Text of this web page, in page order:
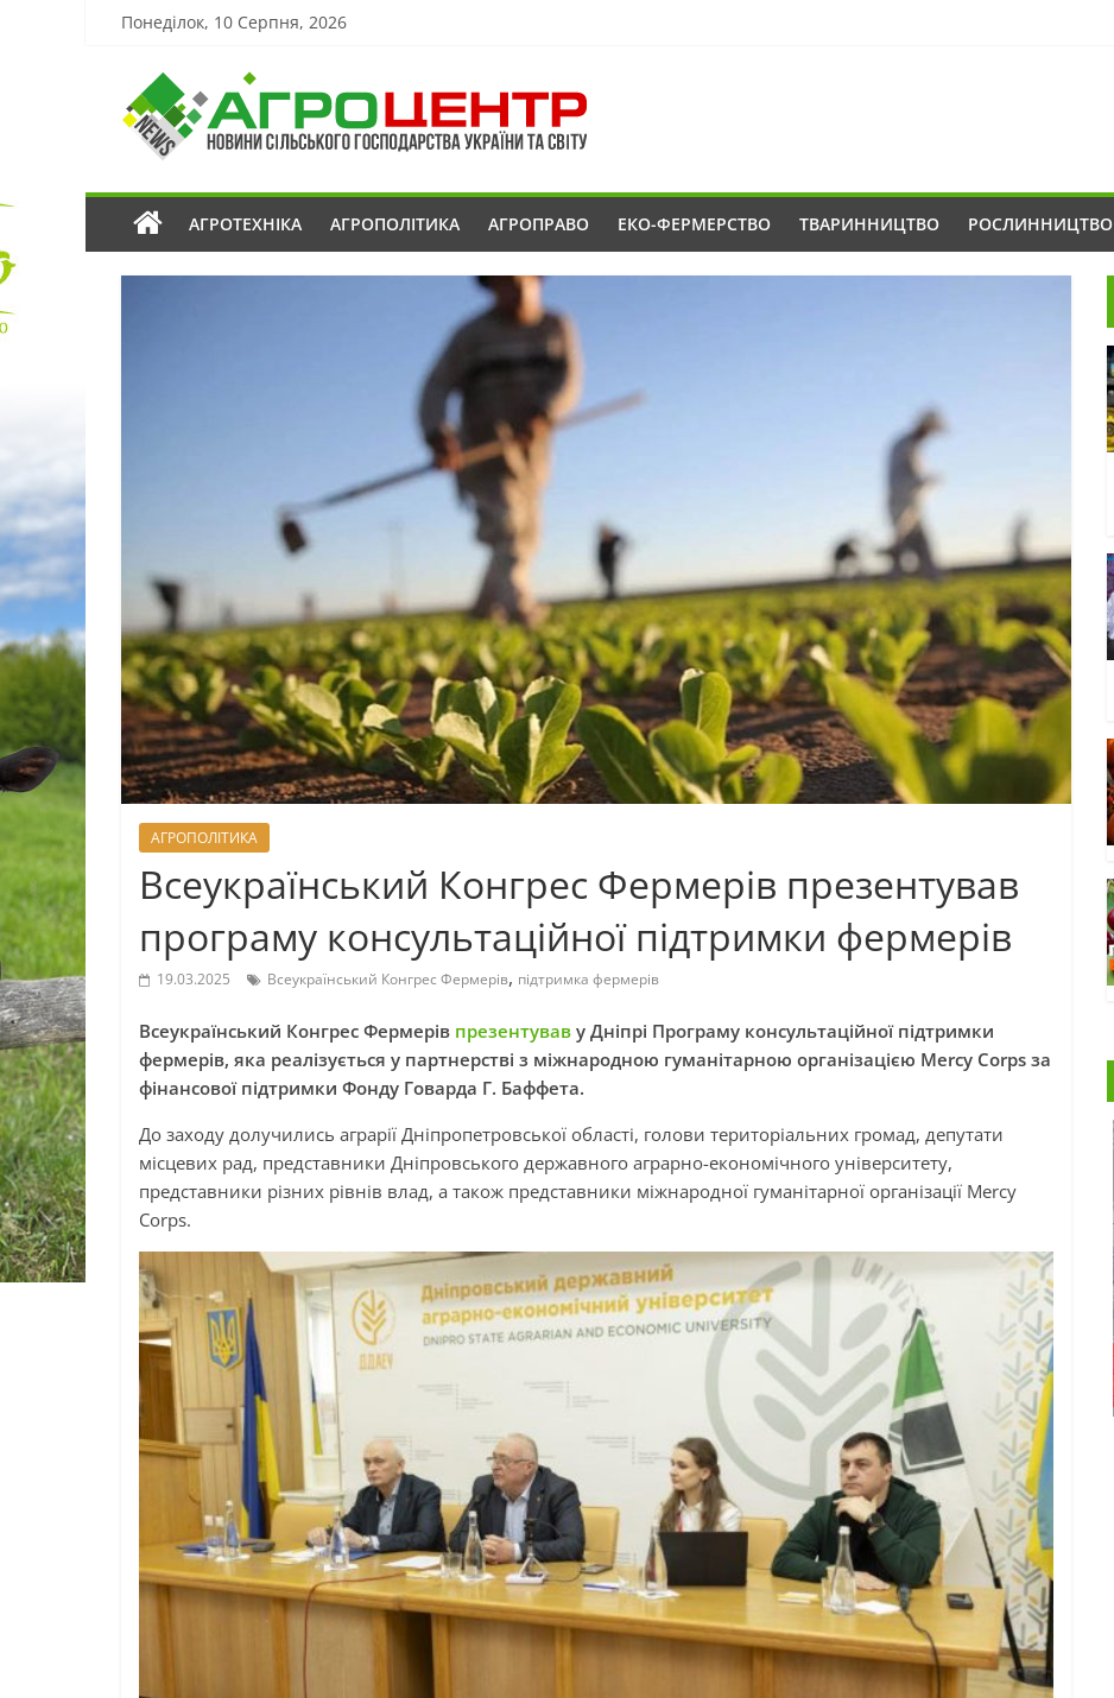
Понеділок, 10 Серпня, 2026
АГРОТЕХНІКА АГРОПОЛІТИКА АГРОПРАВО ЕКО-ФЕРМЕРСТВО ТВАРИННИЦТВО РОСЛИННИЦТВО
АГРОПОЛІТИКА
Всеукраїнський Конгрес Фермерів презентував
програму консультаційної підтримки фермерів
19.03.2025 Всеукраїнський Конгрес Фермерів, підтримка фермерів
Всеукраїнський Конгрес Фермерів презентував у Дніпрі Програму консультаційної підтримки
фермерів, яка реалізується у партнерстві з міжнародною гуманітарною організацією Mercy Corps за
фінансової підтримки Фонду Говарда Г. Баффета.
До заходу долучились аграрії Дніпропетровської області, голови територіальних громад, депутати
місцевих рад, представники Дніпровського державного аграрно-економічного університету,
представники різних рівнів влад, а також представники міжнародної гуманітарної організації Mercy
Corps.